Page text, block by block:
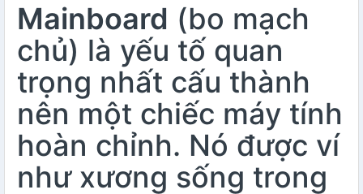
Mainboard (bo mạch
chủ) là yếu tố quan
trọng nhất cấu thành
nên một chiếc máy tính
hoàn chỉnh. Nó được ví
như xương sống trong